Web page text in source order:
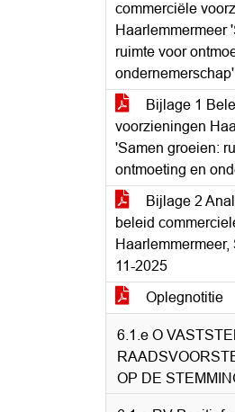
commerciële
Haarlemmermeer
ruimte voor
ondernemerschap'
Bijlage 1
voorzieningen
'Samen groeien:
ontmoeting en
Bijlage 2
beleid
Haarlemmermeer,
11-2025
Oplegnotitie
6.1.e O
OP DE